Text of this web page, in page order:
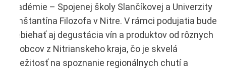
akadémie – Spojenej školy Slančíkovej a Univerzity
Konštantína Filozofa v Nitre. V rámci podujatia bude
prebiehať aj degustácia vín a produktov od rôznych
výrobcov z Nitrianskeho kraja, čo je skvelá
príležitosť na spoznanie regionálnych chutí a